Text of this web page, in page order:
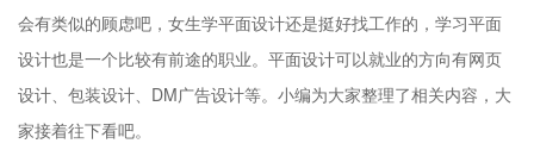
会有类似的顾虑吧，女生学平面设计还是挺好找工作的，学习平面
设计也是一个比较有前途的职业。平面设计可以就业的方向有网页
设计、包装设计、DM广告设计等。小编为大家整理了相关内容，大
家接着往下看吧。